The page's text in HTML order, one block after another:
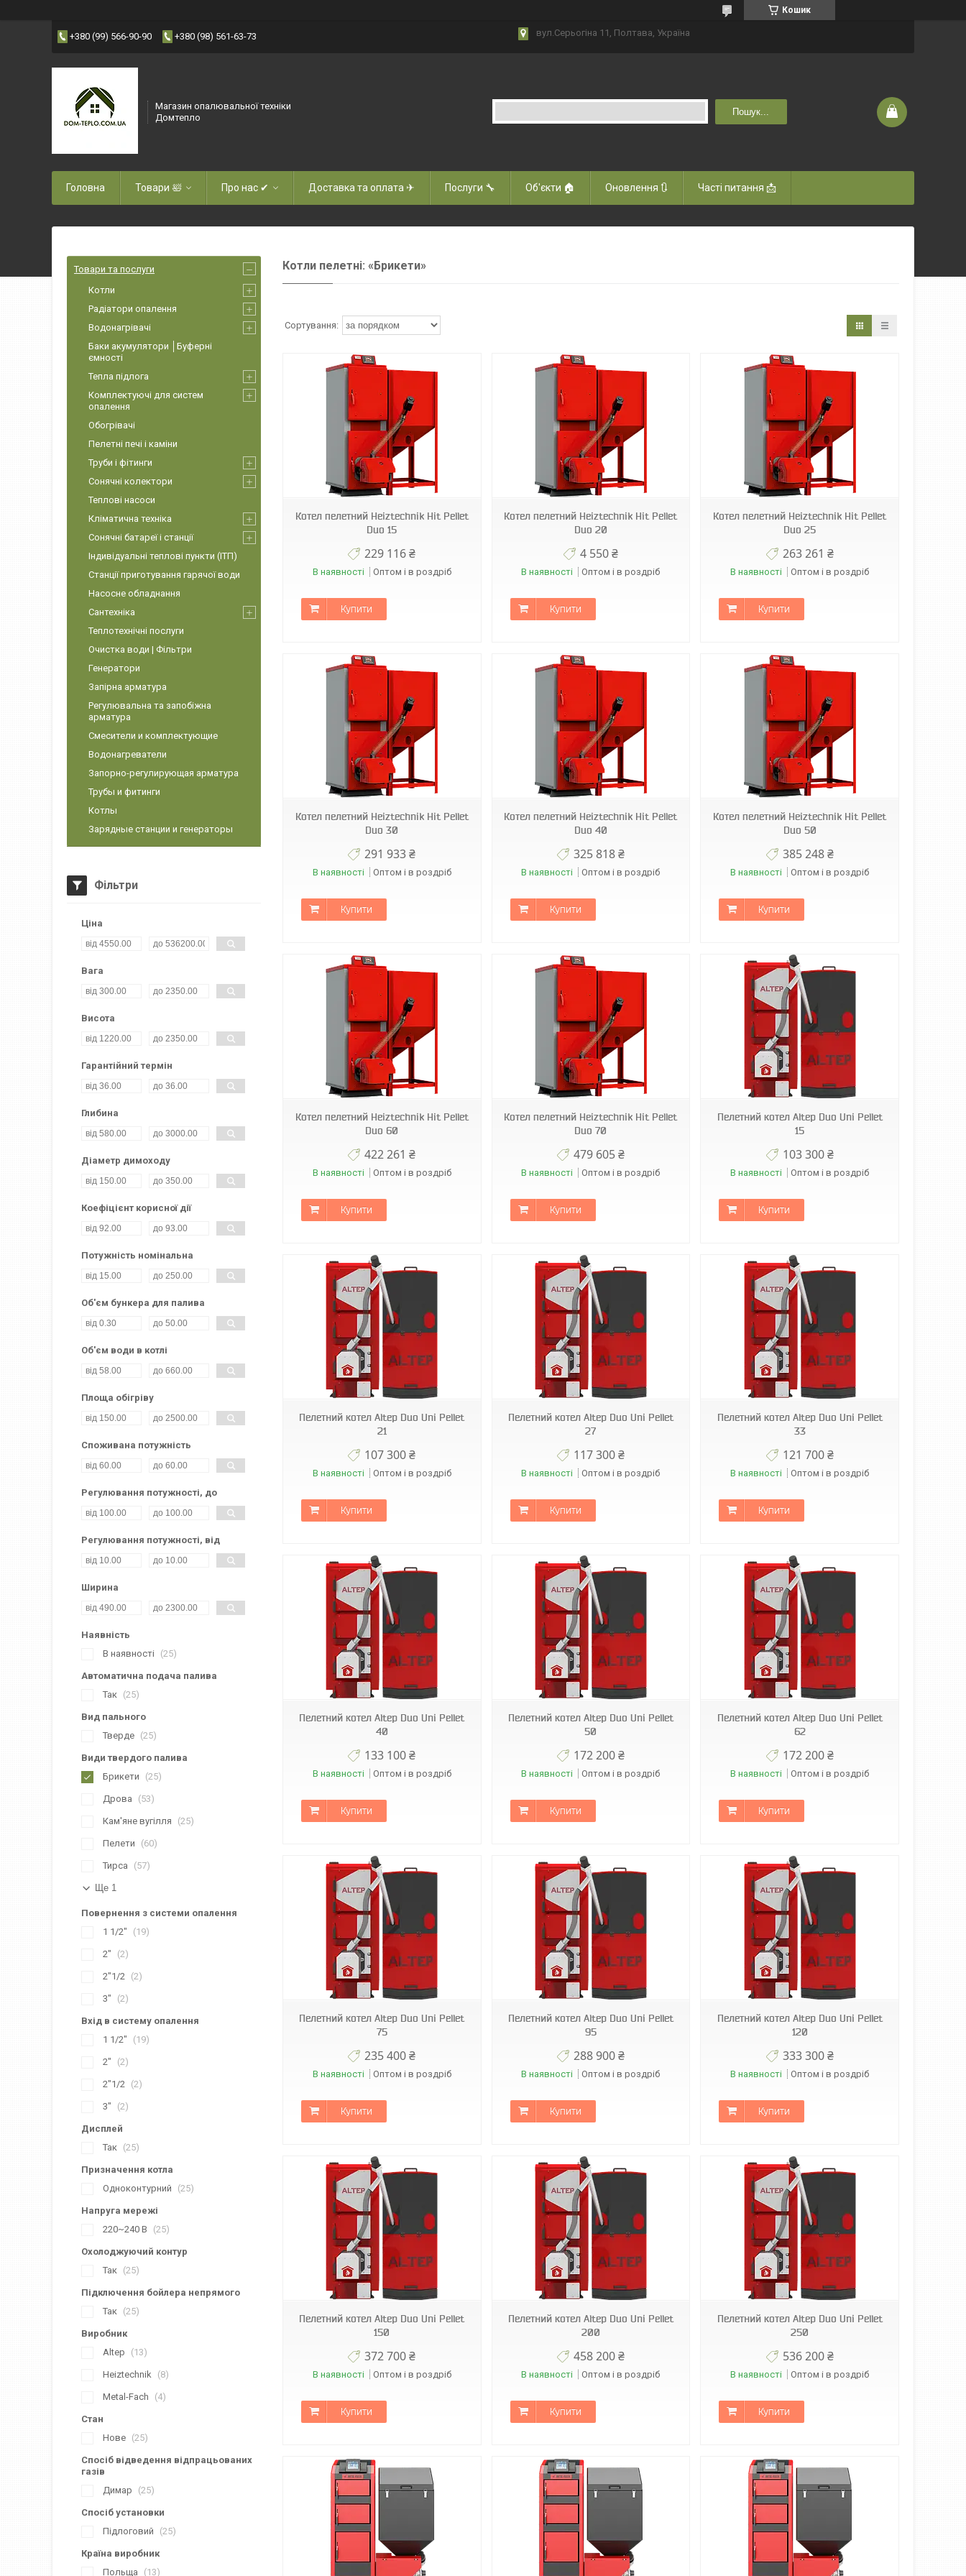
Кошик
+380 (99) 566-90-90 +380 (98) 561-63-73 вул.Серьогіна 11, Полтава, Україна
Магазин опалювальної техніки
Домтепло
Пошук...
Головна Товари 🛀 Про нас ✔ Доставка та оплата ✈ Послуги 🔧 Об'єкти 🏠 Оновлення 🔃 Часті питання 📩
Котли пелетні: «Брикети»
Котел пелетний Heiztechnik Hit Pellet
Duo 15
229 116 ₴
В наявності Оптом і в роздріб
Купити
Котел пелетний Heiztechnik Hit Pellet
Duo 20
4 550 ₴
В наявності Оптом і в роздріб
Купити
Котел пелетний Heiztechnik Hit Pellet
Duo 25
263 261 ₴
В наявності Оптом і в роздріб
Купити
Котел пелетний Heiztechnik Hit Pellet
Duo 30
291 933 ₴
В наявності Оптом і в роздріб
Купити
Котел пелетний Heiztechnik Hit Pellet
Duo 40
325 818 ₴
В наявності Оптом і в роздріб
Купити
Котел пелетний Heiztechnik Hit Pellet
Duo 50
385 248 ₴
В наявності Оптом і в роздріб
Купити
Котел пелетний Heiztechnik Hit Pellet
Duo 60
422 261 ₴
В наявності Оптом і в роздріб
Купити
Котел пелетний Heiztechnik Hit Pellet
Duo 70
479 605 ₴
В наявності Оптом і в роздріб
Купити
Пелетний котел Altep Duo Uni Pellet
15
103 300 ₴
В наявності Оптом і в роздріб
Купити
Пелетний котел Altep Duo Uni Pellet
21
107 300 ₴
В наявності Оптом і в роздріб
Купити
Пелетний котел Altep Duo Uni Pellet
27
117 300 ₴
В наявності Оптом і в роздріб
Купити
Пелетний котел Altep Duo Uni Pellet
33
121 700 ₴
В наявності Оптом і в роздріб
Купити
Пелетний котел Altep Duo Uni Pellet
40
133 100 ₴
В наявності Оптом і в роздріб
Купити
Пелетний котел Altep Duo Uni Pellet
50
172 200 ₴
В наявності Оптом і в роздріб
Купити
Пелетний котел Altep Duo Uni Pellet
62
172 200 ₴
В наявності Оптом і в роздріб
Купити
Пелетний котел Altep Duo Uni Pellet
75
235 400 ₴
В наявності Оптом і в роздріб
Купити
Пелетний котел Altep Duo Uni Pellet
95
288 900 ₴
В наявності Оптом і в роздріб
Купити
Пелетний котел Altep Duo Uni Pellet
120
333 300 ₴
В наявності Оптом і в роздріб
Купити
Пелетний котел Altep Duo Uni Pellet
150
372 700 ₴
В наявності Оптом і в роздріб
Купити
Пелетний котел Altep Duo Uni Pellet
200
458 200 ₴
В наявності Оптом і в роздріб
Купити
Пелетний котел Altep Duo Uni Pellet
250
536 200 ₴
В наявності Оптом і в роздріб
Купити
Товари та послуги
Котли
Радіатори опалення
Водонагрівачі
Баки акумулятори │Буферні
ємності
Тепла підлога
Комплектуючі для систем
опалення
Обогрівачі
Пелетні печі і каміни
Труби і фітинги
Сонячні колектори
Теплові насоси
Кліматична техніка
Сонячні батареї і станції
Індивідуальні теплові пункти (ІТП)
Станції приготування гарячої води
Насосне обладнання
Сантехніка
Теплотехнічні послуги
Очистка води | Фільтри
Генератори
Запірна арматура
Регулювальна та запобіжна
арматура
Смесители и комплектующие
Водонагреватели
Запорно-регулирующая арматура
Трубы и фитинги
Котлы
Зарядные станции и генераторы
Фільтри
Ціна
Вага
Висота
Гарантійний термін
Глибина
Діаметр димоходу
Коефіцієнт корисної дії
Потужність номінальна
Об'єм бункера для палива
Об'єм води в котлі
Площа обігріву
Споживана потужність
Регулювання потужності, до
Регулювання потужності, від
Ширина
Наявність
В наявності
25
Автоматична подача палива
Так
25
Вид пального
Тверде
25
Види твердого палива
Брикети
25
Дрова 53
Кам'яне вугілля 25
Пелети 60
Тирса 57
Ще 1
Повернення з системи опалення
1 1/2"
19
2" 2
2"1/2 2
3" 2
Вхід в систему опалення
1 1/2"
19
2" 2
2"1/2 2
3" 2
Дисплей
Так
25
Призначення котла
Одноконтурний
25
Напруга мережі
220~240 В
25
Охолоджуючий контур
Так
25
Підключення бойлера непрямого
Так
25
Виробник
Altep
13
Heiztechnik 8
Metal-Fach 4
Стан
Нове
25
Спосіб відведення відпрацьованих
газів
Димар
25
Спосіб установки
Підлоговий
25
Країна виробник
Польща
13